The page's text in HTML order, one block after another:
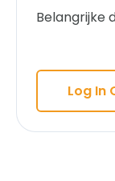
Belangrijke
Log In